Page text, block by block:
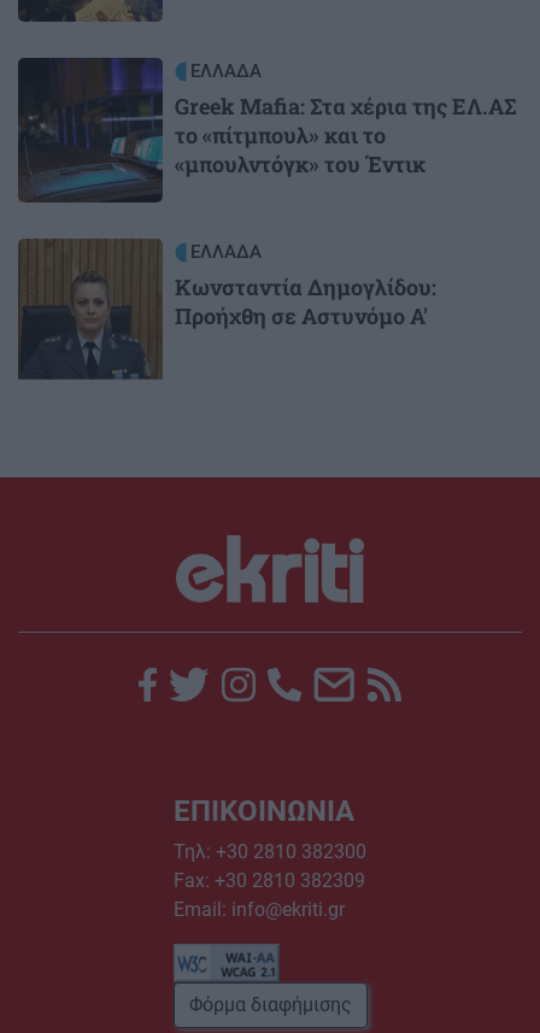
ΕΛΛΑΔΑ
Greek Mafia: Στα χέρια της ΕΛ.ΑΣ
το «πίτμπουλ» και το
«μπουλντόγκ» του Έντικ
ΕΛΛΑΔΑ
Κωνσταντία Δημογλίδου:
Προήχθη σε Αστυνόμο Α'
ΕΠΙΚΟΙΝΩΝΙΑ
Τηλ: +30 2810 382300
Fax: +30 2810 382309
Email: info@ekriti.gr
Φόρμα διαφήμισης